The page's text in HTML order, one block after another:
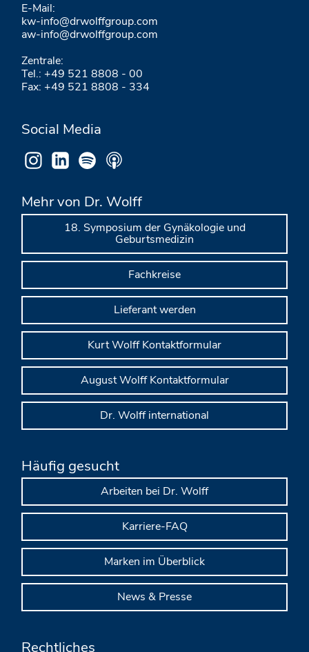
E-Mail:
kw-info@drwolffgroup.com
aw-info@drwolffgroup.com
Zentrale:
Tel.: +49 521 8808 - 00
Fax: +49 521 8808 - 334
Social Media
Mehr von Dr. Wolff
18. Symposium der Gynäkologie und
Geburtsmedizin
Fachkreise
Lieferant werden
Kurt Wolff Kontaktformular
August Wolff Kontaktformular
Dr. Wolff international
Häufig gesucht
Arbeiten bei Dr. Wolff
Karriere-FAQ
Marken im Überblick
News & Presse
Rechtliches